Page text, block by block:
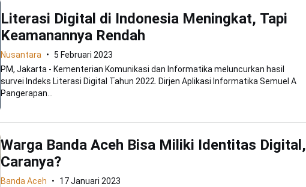
Literasi Digital di Indonesia Meningkat, Tapi
Keamanannya Rendah
Nusantara
5 Februari 2023
PM, Jakarta - Kementerian Komunikasi dan Informatika meluncurkan hasil
survei Indeks Literasi Digital Tahun 2022. Dirjen Aplikasi Informatika Semuel A
Pangerapan...
Warga Banda Aceh Bisa Miliki Identitas Digital,
Caranya?
Banda Aceh
17 Januari 2023